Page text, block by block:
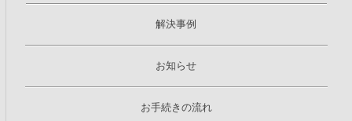
解決事例
お知らせ
お手続きの流れ